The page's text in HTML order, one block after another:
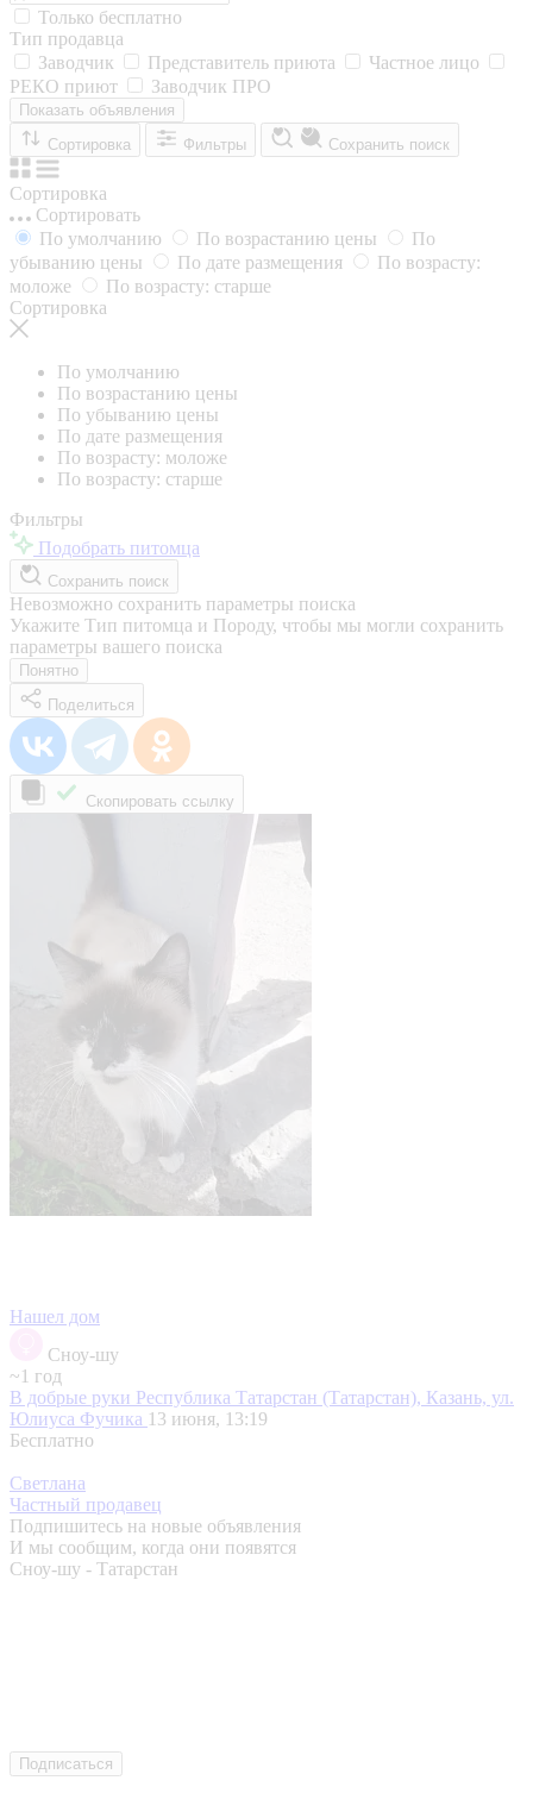
Только бесплатно
Тип продавца
Заводчик
Представитель приюта
Частное лицо
РЕКО приют
Заводчик ПРО
Показать объявления
Сортировка
Фильтры Сохранить поиск
Сортировка
Сортировать
По умолчанию
По возрастанию цены
По
убыванию цены
По дате размещения
По возрасту:
моложе
По возрасту: старше
Сортировка
По умолчанию
По возрастанию цены
По убыванию цены
По дате размещения
По возрасту: моложе
По возрасту: старше
Фильтры
Подобрать питомца
Сохранить поиск
Невозможно сохранить параметры поиска
Укажите Тип питомца и Породу, чтобы мы могли сохранить
параметры вашего поиска
Понятно
Поделиться
Скопировать ссылку
Нашел дом
Сноу-шу
~1 год
В добрые руки Республика Татарстан (Татарстан), Казань, ул.
Юлиуса Фучика 13 июня, 13:19
Бесплатно
Светлана
Частный продавец
Подпишитесь на новые объявления
И мы сообщим, когда они появятся
Сноу-шу - Татарстан
Подписаться